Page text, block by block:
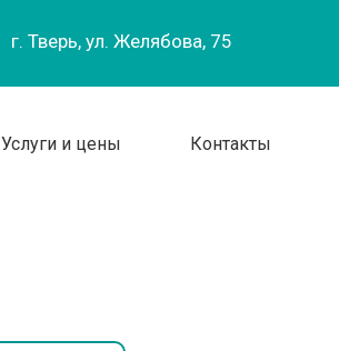
г. Тверь, ул. Желябова, 75
Услуги и цены Контакты